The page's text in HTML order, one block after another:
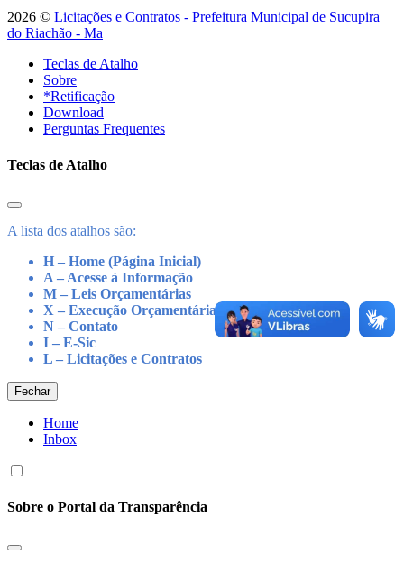
2026 © Licitações e Contratos - Prefeitura Municipal de Sucupira
do Riachão - Ma
Teclas de Atalho
Sobre
*Retificação
Download
Perguntas Frequentes
Teclas de Atalho
A lista dos atalhos são:
H – Home (Página Inicial)
A – Acesse à Informação
M – Leis Orçamentárias
X – Execução Orçamentária
N – Contato
I – E-Sic
L – Licitações e Contratos
Fechar
Home
Inbox
Sobre o Portal da Transparência